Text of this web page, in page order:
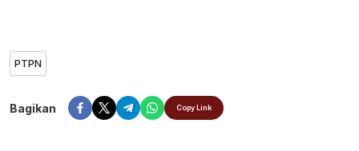
PTPN
Bagikan Copy Link